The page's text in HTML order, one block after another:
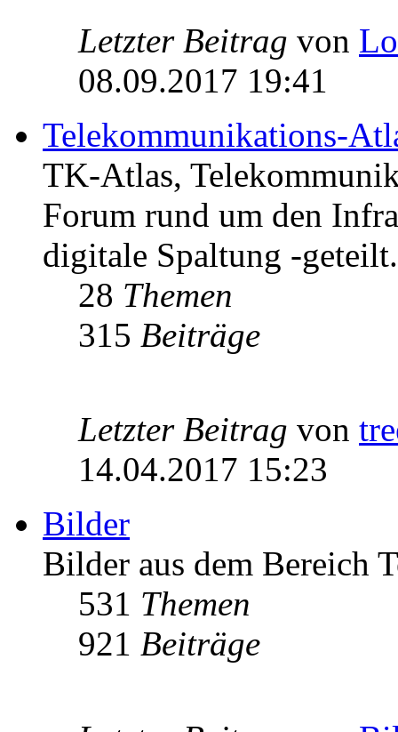
Letzter Beitrag von
08.09.2017 19:41
Telekommunikations-
TK-Atlas,
Forum rund um den
digitale Spaltung -
28 Themen
315 Beiträge
Letzter Beitrag von
14.04.2017 15:23
Bilder
Bilder aus dem Bereich
531 Themen
921 Beiträge